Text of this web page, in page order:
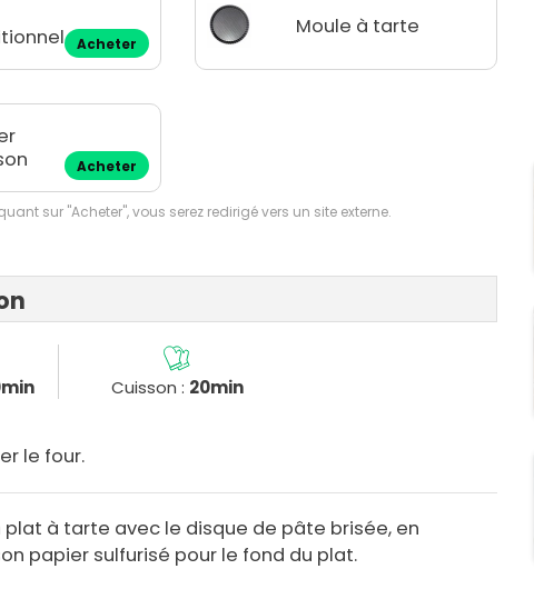
Acheter
Moule à tarte
Acheter
sur "Acheter", vous serez redirigé vers un site externe.
Cuisson : 20min
le four.
plat à tarte avec le disque de pâte brisée, en
papier sulfurisé pour le fond du plat.